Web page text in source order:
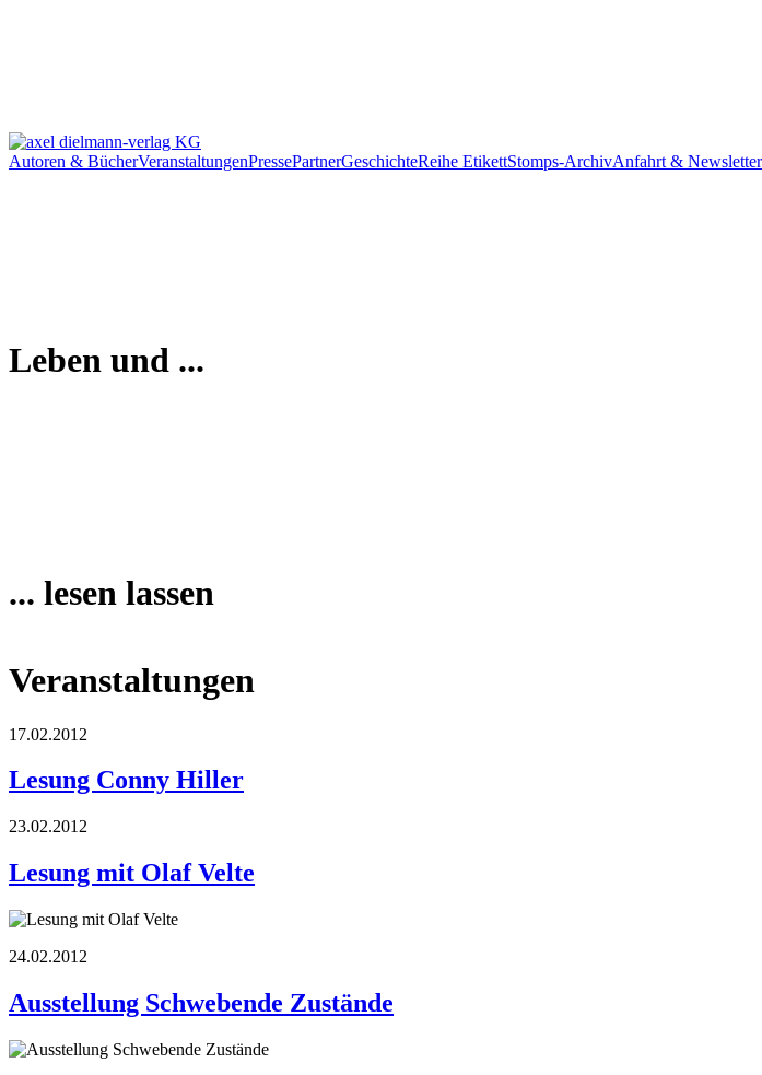
Autoren & BücherVeranstaltungenPressePartnerGeschichteReihe EtikettStomps-ArchivAnfahrt & Newsletter
Leben und ...
... lesen lassen
Veranstaltungen
17.02.2012
Lesung Conny Hiller
23.02.2012
Lesung mit Olaf Velte
24.02.2012
Ausstellung Schwebende Zustände